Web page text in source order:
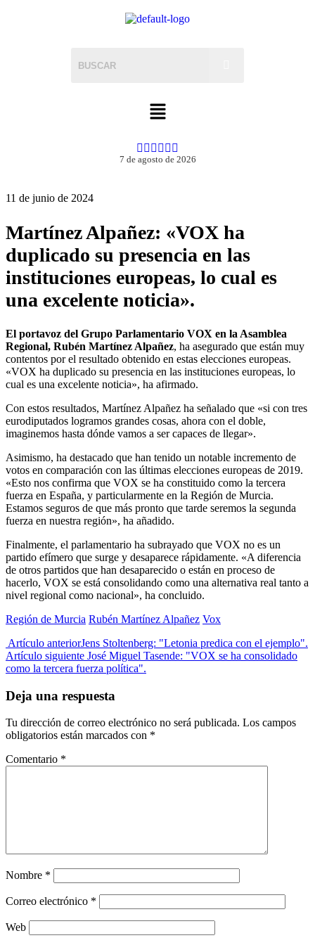
7 de agosto de 2026
11 de junio de 2024
Martínez Alpañez: «VOX ha
duplicado su presencia en las
instituciones europeas, lo cual es
una excelente noticia».
El portavoz del Grupo Parlamentario VOX en la Asamblea
Regional, Rubén Martínez Alpañez, ha asegurado que están muy
contentos por el resultado obtenido en estas elecciones europeas.
«VOX ha duplicado su presencia en las instituciones europeas, lo
cual es una excelente noticia», ha afirmado.
Con estos resultados, Martínez Alpañez ha señalado que «si con tres
eurodiputados logramos grandes cosas, ahora con el doble,
imaginemos hasta dónde vamos a ser capaces de llegar».
Asimismo, ha destacado que han tenido un notable incremento de
votos en comparación con las últimas elecciones europeas de 2019.
«Esto nos confirma que VOX se ha constituido como la tercera
fuerza en España, y particularmente en la Región de Murcia.
Estamos seguros de que más pronto que tarde seremos la segunda
fuerza en nuestra región», ha añadido.
Finalmente, el parlamentario ha subrayado que VOX no es un
partido efímero que surge y desaparece rápidamente. «A diferencia
de otros partidos que han desaparecido o están en proceso de
hacerlo, VOX se está consolidando como una alternativa real tanto a
nivel regional como nacional», ha concluido.
Región de Murcia Rubén Martínez Alpañez Vox
Artículo anteriorJens Stoltenberg: "Letonia predica con el ejemplo".
Artículo siguiente José Miguel Tasende: "VOX se ha consolidado
como la tercera fuerza política".
Deja una respuesta
Tu dirección de correo electrónico no será publicada. Los campos
obligatorios están marcados con *
Comentario *
Nombre *
Correo electrónico *
Web